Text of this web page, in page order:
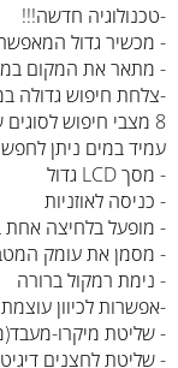
-טכנולוגיה חדשה!!!
- מכשיר גדול
- מתאר את המקום
-צלחת חיפוש גדולה
8 מצבי חיפוש לסוגים שונים מתכות
עמיד במים ניתן
- מסך LCD גדול
- כניסה לאוזניות
- מופעל בלחיצה אחת
- מסמן את עומק
- נימת רמקול ברורה
-אפשרות לכיוון
- שליטת מיקרו-
- שליטת לחצנים